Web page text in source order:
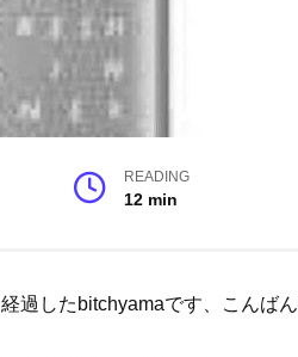
READING
12 min
過したbitchyamaです、こんばん